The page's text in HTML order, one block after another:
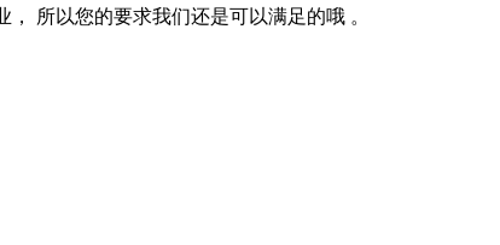
所以您的要求我们还是可以满足的哦 。